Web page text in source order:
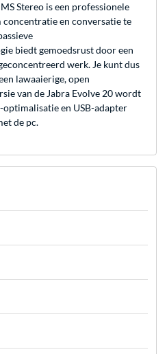
Stereo is een professionele
en conversatie te
biedt gemoedsrust door een
werk. Je kunt dus
lawaaierige, open
van de Jabra Evolve 20 wordt
en USB-adapter
de pc.